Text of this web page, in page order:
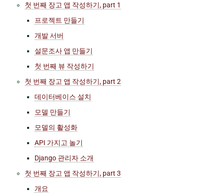
첫 번째 장고 앱 작성하기, part 1
프로젝트 만들기
개발 서버
설문조사 앱 만들기
첫 번째 뷰 작성하기
첫 번째 장고 앱 작성하기, part 2
데이터베이스 설치
모델 만들기
모델의 활성화
API 가지고 놀기
Django 관리자 소개
첫 번째 장고 앱 작성하기, part 3
개요